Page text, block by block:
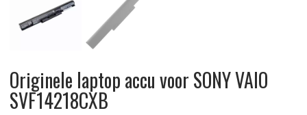
Originele laptop accu voor SONY VAIO
SVF14218CXB